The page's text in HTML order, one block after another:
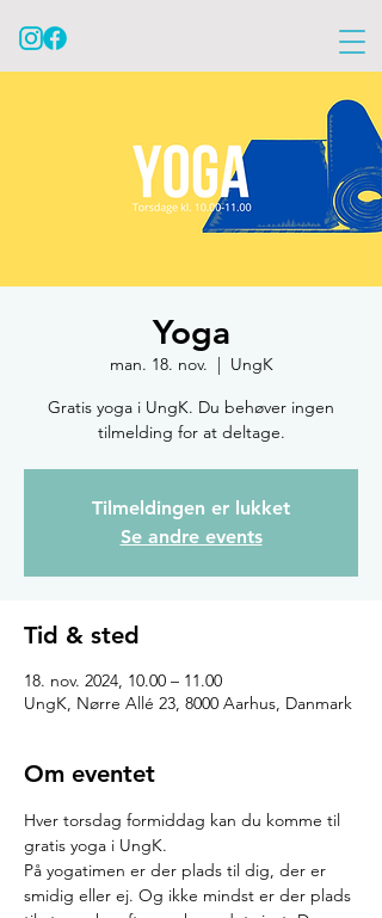
Yoga
man. 18. nov.
  |
UngK
Gratis yoga i UngK. Du behøver ingen
tilmelding for at deltage.
Tilmeldingen er lukket
Se andre events
Tid & sted
18. nov. 2024, 10.00 – 11.00
UngK, Nørre Allé 23, 8000 Aarhus, Danmark
Om eventet
Hver torsdag formiddag kan du komme til
gratis yoga i UngK.
På yogatimen er der plads til dig, der er
smidig eller ej. Og ikke mindst er der plads